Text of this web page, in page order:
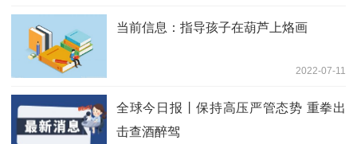
当前信息：指导孩子在葫芦上烙画
2022-07-11
全球今日报丨保持高压严管态势 重拳出
击查酒醉驾